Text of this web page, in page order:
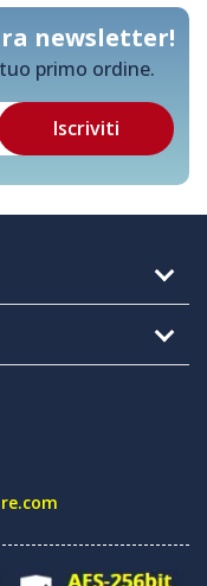
newsletter!
primo ordine.